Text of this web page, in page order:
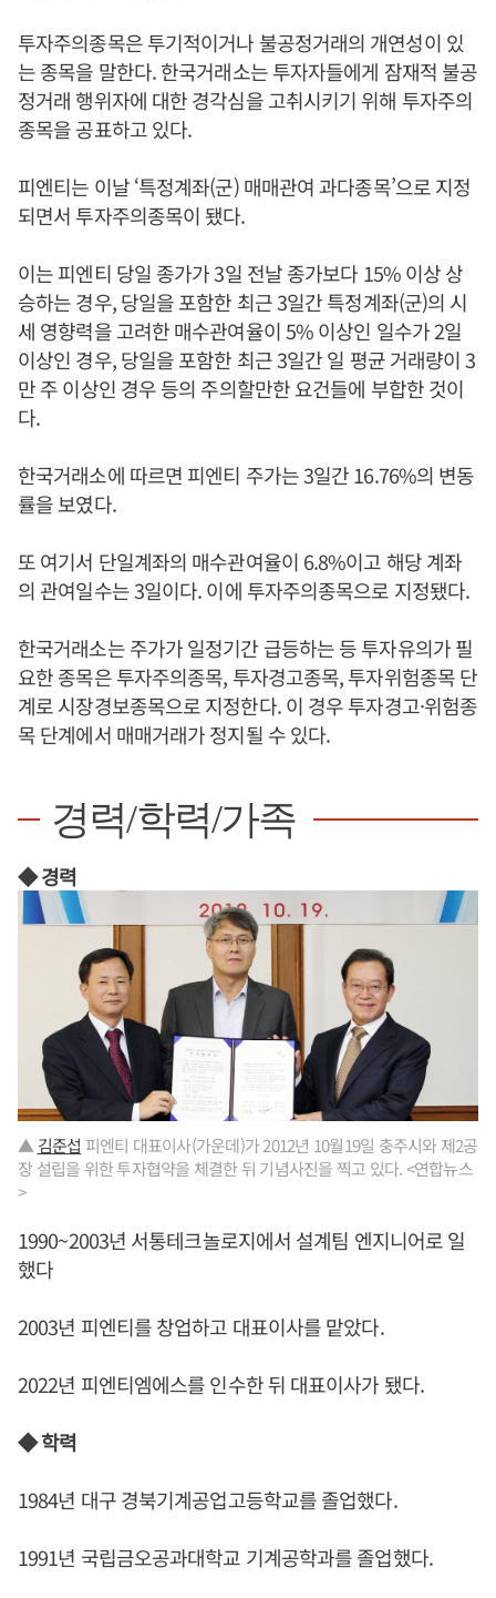
투자주의종목은 투기적이거나 불공정거래의 개연성이 있
는 종목을 말한다. 한국거래소는 투자자들에게 잠재적 불공
정거래 행위자에 대한 경각심을 고취시키기 위해 투자주의
종목을 공표하고 있다.
피엔티는 이날 ‘특정계좌(군) 매매관여 과다종목’으로 지정
되면서 투자주의종목이 됐다.
이는 피엔티 당일 종가가 3일 전날 종가보다 15% 이상 상
승하는 경우, 당일을 포함한 최근 3일간 특정계좌(군)의 시
세 영향력을 고려한 매수관여율이 5% 이상인 일수가 2일
이상인 경우, 당일을 포함한 최근 3일간 일 평균 거래량이 3
만 주 이상인 경우 등의 주의할만한 요건들에 부합한 것이
다.
한국거래소에 따르면 피엔티 주가는 3일간 16.76%의 변동
률을 보였다.
또 여기서 단일계좌의 매수관여율이 6.8%이고 해당 계좌
의 관여일수는 3일이다. 이에 투자주의종목으로 지정됐다.
한국거래소는 주가가 일정기간 급등하는 등 투자유의가 필
요한 종목은 투자주의종목, 투자경고종목, 투자위험종목 단
계로 시장경보종목으로 지정한다. 이 경우 투자경고·위험종
목 단계에서 매매거래가 정지될 수 있다.
경력/학력/가족
◆ 경력
▲ 김준섭 피엔티 대표이사(가운데)가 2012년 10월19일 충주시와 제2공
장 설립을 위한 투자협약을 체결한 뒤 기념사진을 찍고 있다. <연합뉴스
>
1990~2003년 서통테크놀로지에서 설계팀 엔지니어로 일
했다
2003년 피엔티를 창업하고 대표이사를 맡았다.
2022년 피엔티엠에스를 인수한 뒤 대표이사가 됐다.
◆ 학력
1984년 대구 경북기계공업고등학교를 졸업했다.
1991년 국립금오공과대학교 기계공학과를 졸업했다.